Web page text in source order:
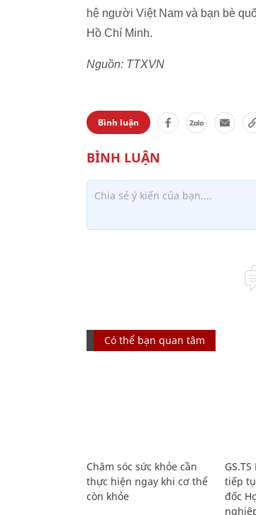
hệ người Việt Nam và bạn bè
Hồ Chí Minh.
Nguồn: TTXVN
Bình luận
Có thể bạn quan tâm
Chăm sóc sức khỏe cần
thực hiện ngay khi cơ thể
còn khỏe
tiếp
đốc